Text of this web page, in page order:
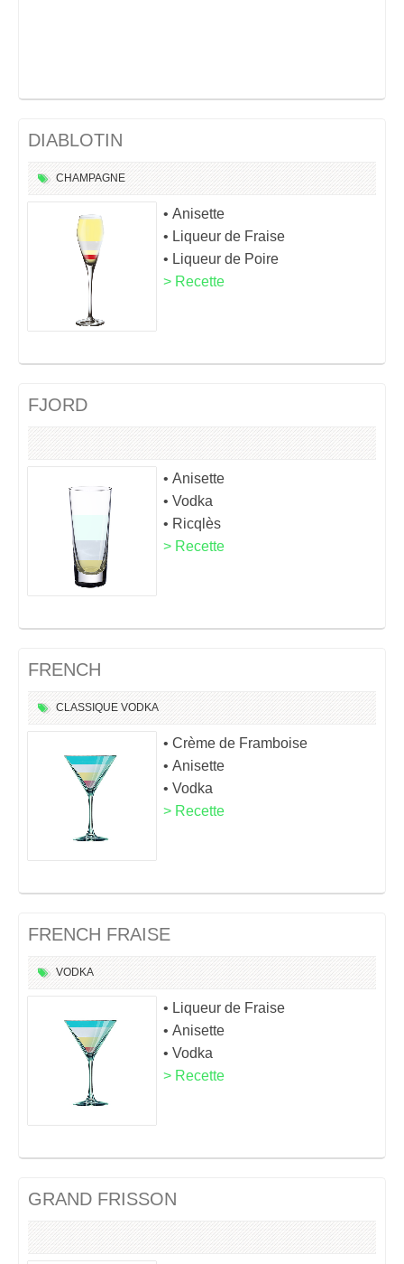
DIABLOTIN
CHAMPAGNE
• Anisette
• Liqueur de Fraise
• Liqueur de Poire
> Recette
FJORD
• Anisette
• Vodka
• Ricqlès
> Recette
FRENCH
CLASSIQUE VODKA
• Crème de Framboise
• Anisette
• Vodka
> Recette
FRENCH FRAISE
VODKA
• Liqueur de Fraise
• Anisette
• Vodka
> Recette
GRAND FRISSON